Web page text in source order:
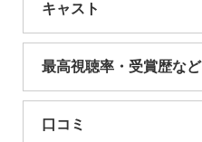
キャスト
最高視聴率・受賞歴など
口コミ